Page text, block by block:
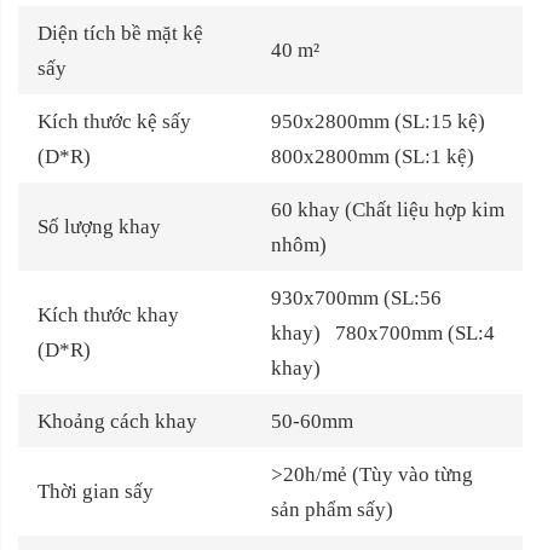
Diện tích bề mặt kệ
sấy
40 m²
Kích thước kệ sấy
(D*R)
950x2800mm (SL:15 kệ)
800x2800mm (SL:1 kệ)
Số lượng khay
60 khay (Chất liệu hợp kim
nhôm)
Kích thước khay
(D*R)
930x700mm (SL:56
khay) 780x700mm (SL:4
khay)
Khoảng cách khay 50-60mm
Thời gian sấy
>20h/mẻ (Tùy vào từng
sản phẩm sấy)